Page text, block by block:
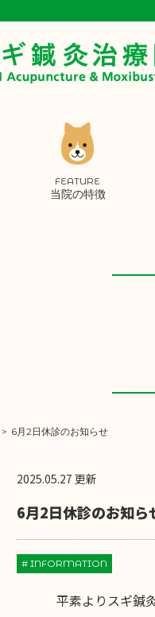
当院の特徴
FEATURE
> 6月2日休診のお知らせ
2025.05.27 更新
6月2日休診のお知ら
# INFORMATION
平素よりスギ鍼